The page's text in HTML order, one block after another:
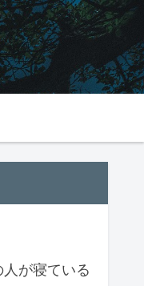
が寝ている